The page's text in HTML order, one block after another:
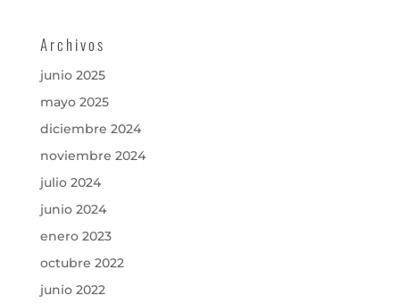
Archivos
junio 2025
mayo 2025
diciembre 2024
noviembre 2024
julio 2024
junio 2024
enero 2023
octubre 2022
junio 2022